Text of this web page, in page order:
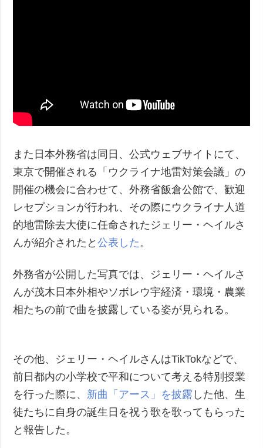
また日本外務省は同日、公式ウェブサイトにて、
東京で開催される「ウクライナ地雷対策会議」の
開催の機会に合わせて、外務省飯倉公館で、歓迎
レセプションが行われ、その際にウクライナ人道
的地雷除去大使に任命されたジェリー・ヘイルさ
んが紹介されたと公表した 。
外務省が公開した写真では、ジェリー・ヘイルさ
んが茂木日本外相やソボレウ宇経済・環境・農業
相たちの前で曲を披露している姿が見られる。
その他、ジェリー・ヘイルさんはTikTokなどで、
前日都内の小学校で平和について考える特別授業
を行った際に、 新曲「アース」を披露 した他、生
徒たちに自身の誕生日を祝う歌を歌ってもらった
と報告した。